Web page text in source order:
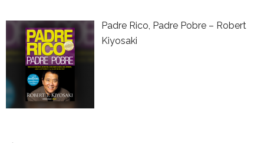
Padre Rico, Padre Pobre – Robert
Kiyosaki